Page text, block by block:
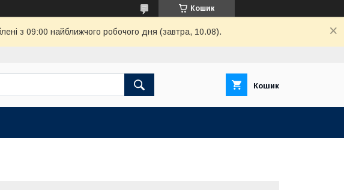
Кошик
з 09:00 найближчого робочого дня (завтра, 10.08).
Кошик